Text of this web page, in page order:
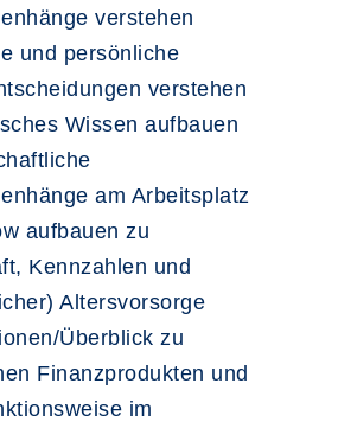
verstehen
und persönliche
verstehen
Wissen aufbauen
am Arbeitsplatz
aufbauen zu
Kennzahlen und
Altersvorsorge
Überblick zu
Finanzprodukten und
im